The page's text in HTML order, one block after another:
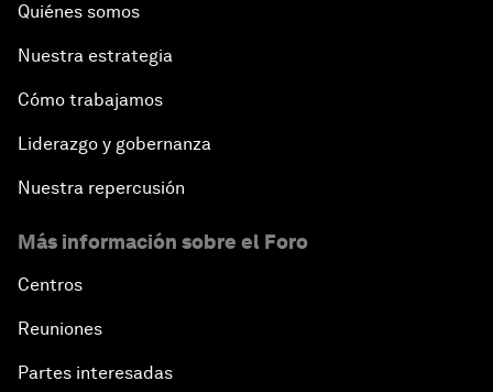
Quiénes somos
Nuestra estrategia
Cómo trabajamos
Liderazgo y gobernanza
Nuestra repercusión
Más información sobre el Foro
Centros
Reuniones
Partes interesadas